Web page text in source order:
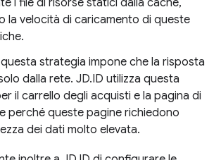
la velocità di caricamento di queste
strategia impone che la risposta
dalla rete. JD.ID utilizza questa
il carrello degli acquisti e la pagina di
perché queste pagine richiedono
dei dati molto elevata.